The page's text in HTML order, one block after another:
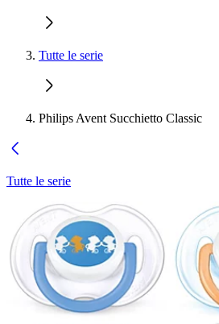
Tutte le serie
Philips Avent Succhietto Classic
Tutte le serie